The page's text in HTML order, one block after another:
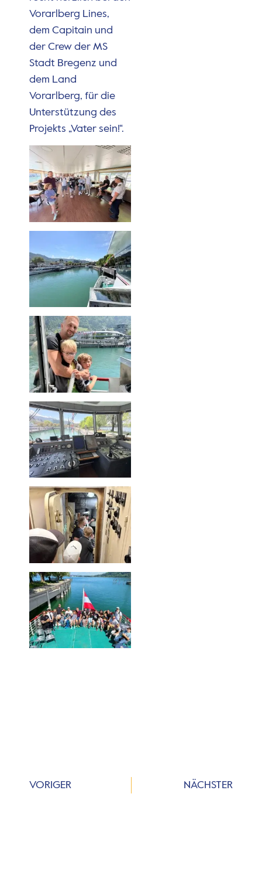
Vorarlberg Lines,
dem Capitain und
der Crew der MS
Stadt Bregenz und
dem Land
Vorarlberg, für die
Unterstützung des
Projekts „Vater sein!“.
VORIGER NÄCHSTER